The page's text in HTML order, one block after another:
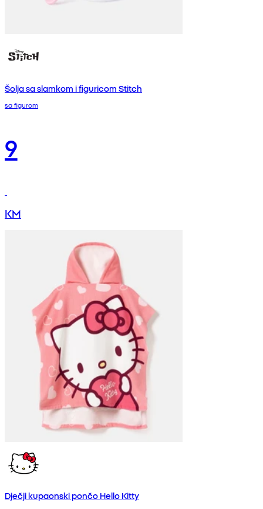
Šolja sa slamkom i figuricom Stitch
sa figurom
9
KM
Dječji kupaonski pončo Hello Kitty